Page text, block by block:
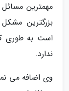
مهمترین
بزرگترین
است به طوری
ندارد.
وی اضافه می